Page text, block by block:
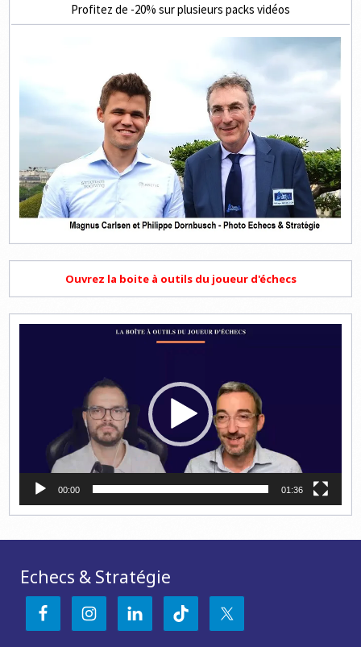
Profitez de -20% sur plusieurs packs vidéos
Ouvrez la boite à outils du joueur d'échecs
00:00 01:36
Echecs & Stratégie